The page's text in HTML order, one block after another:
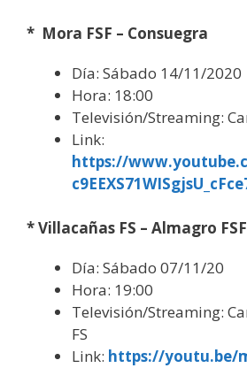
* Mora FSF – Consuegra
Día: Sábado 14/11/2020
Hora: 18:00
Televisión/Streaming:
Link:
https://
* Villacañas FS – Almagro FSF
Día: Sábado 07/11/20
Hora: 19:00
Televisión/Streaming:
FS
Link: https://youtu.be/